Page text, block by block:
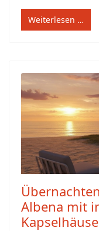
Weiterlesen …
Albena mit